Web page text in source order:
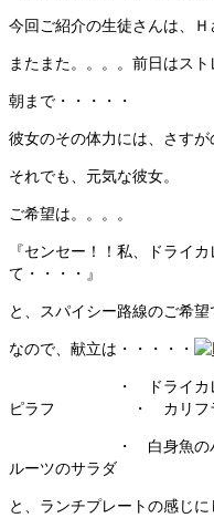
今回ご紹介の生徒さんは、Ｈ
またまた。。。。前日はスト
朝まで・・・・・
彼女のその体力には、さすが
それでも、元気な彼女。
ご希望は。。。。
『センセー！！私、ドライ
て・・・・』
と、スパイシー路線のご希
なので、献立は・・・・・
・ ドライ
ピラフ ・ カリフラワ
・ 白身魚のハ
ルーツのサラダ
と、ランチプレートの感じ